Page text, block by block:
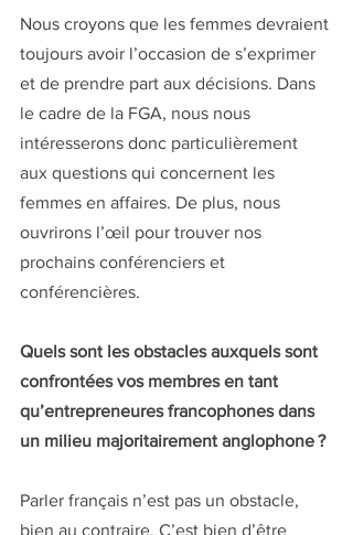
Nous croyons que les femmes devraient
toujours avoir l’occasion de s’exprimer
et de prendre part aux décisions. Dans
le cadre de la FGA, nous nous
intéresserons donc particulièrement
aux questions qui concernent les
femmes en affaires. De plus, nous
ouvrirons l’œil pour trouver nos
prochains conférenciers et
conférencières.
Quels sont les obstacles auxquels sont
confrontées vos membres en tant
qu’entrepreneures francophones dans
un milieu majoritairement anglophone ?
Parler français n’est pas un obstacle,
bien au contraire. C’est bien d’être